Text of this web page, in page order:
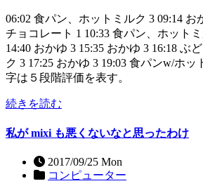
06:02 食パン、ホットミルク 3 09:14 お
チョコレート 1 10:33 食パン、ホット
14:40 おかゆ 3 15:35 おかゆ 3 16:18 ぶ
ク 3 17:25 おかゆ 3 19:03 食パンw/ホ
字は５段階評価を表す。
続きを読む
私が mixi も悪くないなと思ったわけ
2017/09/25 Mon
コンピューター